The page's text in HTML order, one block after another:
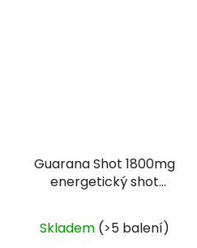
Guarana Shot 1800mg
energetický shot
hodnocení
Skladem (>5 balení)